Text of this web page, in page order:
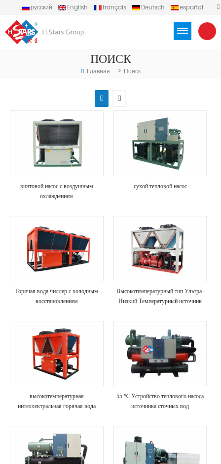
русский English français Deutsch
español
ПОИСК
Главная > Поиск
винтовой насос с воздушным
охлаждением
сухой тепловой насос
Горячая вода чиллер с холодным
восстановлением
Высокотемпературный тип Ультра-
Низкий Температурный источник
высокотемпературная
интеллектуальная горячая вода
55 ℃ Устройство теплового насоса
источника сточных вод